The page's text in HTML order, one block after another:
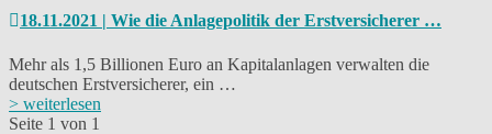
18.11.2021 | Wie die Anlagepolitik der Erstversicherer …
Mehr als 1,5 Billionen Euro an Kapitalanlagen verwalten die
deutschen Erstversicherer, ein …
> weiterlesen
Seite 1 von 1